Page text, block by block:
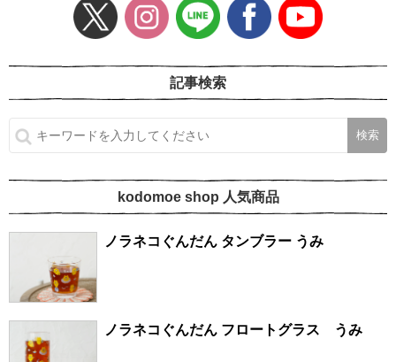
記事検索
kodomoe shop 人気商品
ノラネコぐんだん タンブラー うみ
ノラネコぐんだん フロートグラス うみ